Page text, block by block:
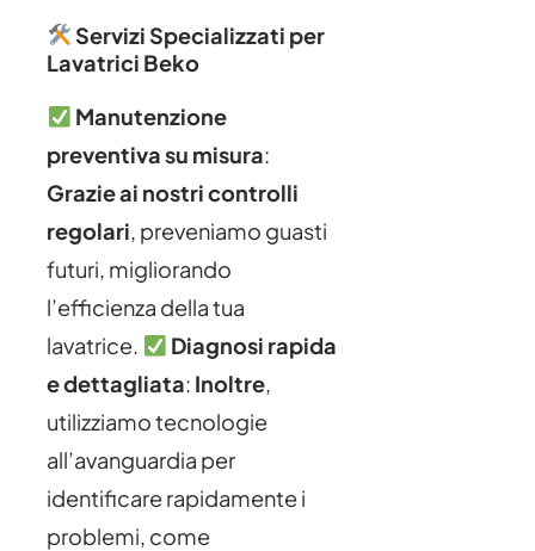
Servizi Specializzati per
Lavatrici Beko
Manutenzione
preventiva su misura:
Grazie ai nostri controlli
regolari, preveniamo guasti
futuri, migliorando
l’efficienza della tua
lavatrice.
Diagnosi rapida
e dettagliata: Inoltre,
utilizziamo tecnologie
all’avanguardia per
identificare rapidamente i
problemi, come